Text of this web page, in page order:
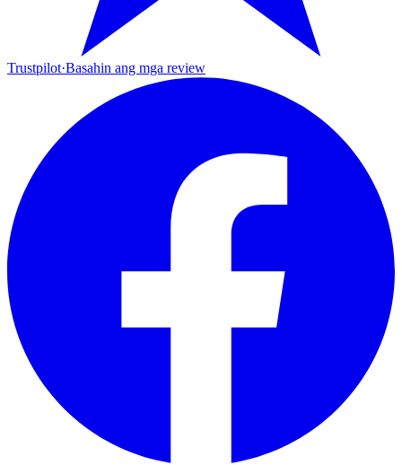
Trustpilot·Basahin ang mga review